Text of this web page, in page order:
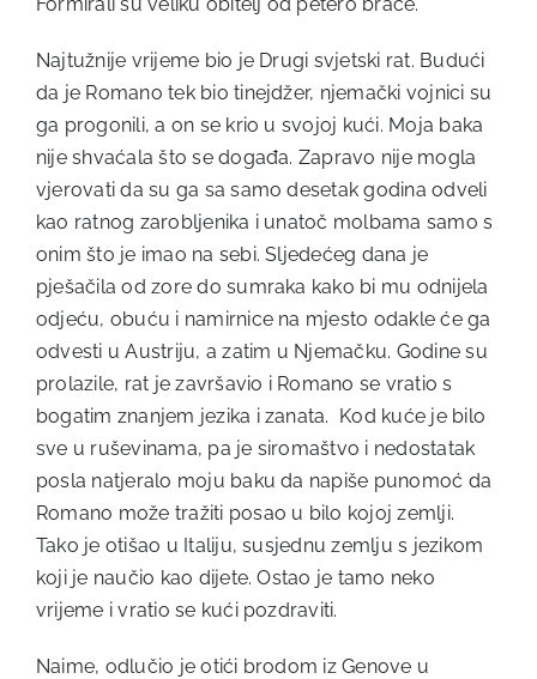
Najtužnije vrijeme bio je Drugi svjetski rat. Budući
da je Romano tek bio tinejdžer, njemački vojnici su
ga progonili, a on se krio u svojoj kući. Moja baka
nije shvaćala što se događa. Zapravo nije mogla
vjerovati da su ga sa samo desetak godina odveli
kao ratnog zarobljenika i unatoč molbama samo s
onim što je imao na sebi. Sljedećeg dana je
pješačila od zore do sumraka kako bi mu odnijela
odjeću, obuću i namirnice na mjesto odakle će ga
odvesti u Austriju, a zatim u Njemačku. Godine su
prolazile, rat je završavio i Romano se vratio s
bogatim znanjem jezika i zanata. Kod kuće je bilo
sve u ruševinama, pa je siromaštvo i nedostatak
posla natjeralo moju baku da napiše punomoć da
Romano može tražiti posao u bilo kojoj zemlji.
Tako je otišao u Italiju, susjednu zemlju s jezikom
koji je naučio kao dijete. Ostao je tamo neko
vrijeme i vratio se kući pozdraviti.
Naime, odlučio je otići brodom iz Genove u